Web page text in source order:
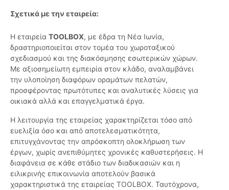
Σχετικά με την εταιρεία:
Η εταιρεία TOOLBOX, με έδρα τη Νέα Ιωνία,
δραστηριοποιείται στον τομέα του χωροταξικού
σχεδιασμού και της διακόσμησης εσωτερικών χώρων.
Με αξιοσημείωτη εμπειρία στον κλάδο, αναλαμβάνει
την υλοποίηση διαφόρων οραμάτων πελατών,
προσφέροντας πρωτότυπες και αναλυτικές λύσεις για
οικιακά αλλά και επαγγελματικά έργα.
Η λειτουργία της εταιρείας χαρακτηρίζεται τόσο από
ευελιξία όσο και από αποτελεσματικότητα,
επιτυγχάνοντας την απρόσκοπτη ολοκλήρωση των
έργων, χωρίς ανεπιθύμητες χρονικές καθυστερήσεις. Η
διαφάνεια σε κάθε στάδιο των διαδικασιών και η
ειλικρινής επικοινωνία αποτελούν βασικά
χαρακτηριστικά της εταιρείας TOOLBOX. Ταυτόχρονα,